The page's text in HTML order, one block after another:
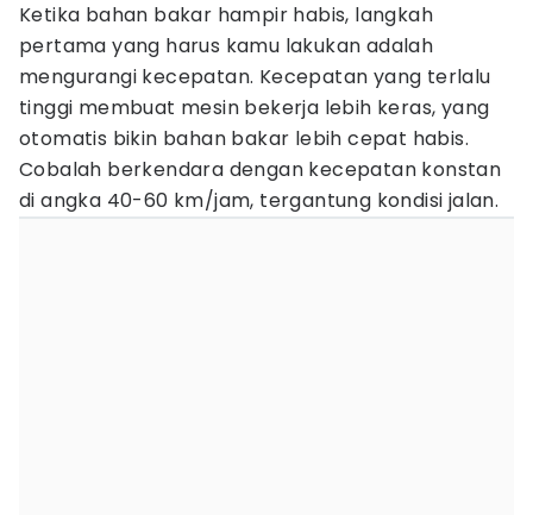
Ketika bahan bakar hampir habis, langkah
pertama yang harus kamu lakukan adalah
mengurangi kecepatan. Kecepatan yang terlalu
tinggi membuat mesin bekerja lebih keras, yang
otomatis bikin bahan bakar lebih cepat habis.
Cobalah berkendara dengan kecepatan konstan
di angka 40-60 km/jam, tergantung kondisi jalan.